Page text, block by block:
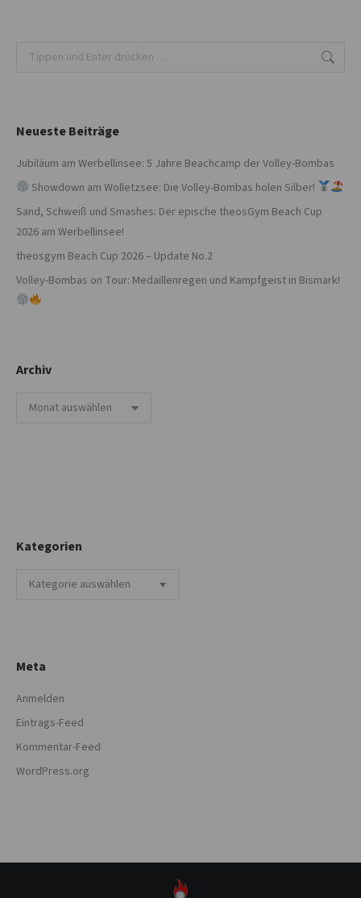
Search:
Neueste Beiträge
Jubiläum am Werbellinsee: 5 Jahre Beachcamp der Volley-Bombas
Showdown am Wolletzsee: Die Volley-Bombas holen Silber!
Sand, Schweiß und Smashes: Der epische theosGym Beach Cup
2026 am Werbellinsee!
theosgym Beach Cup 2026 – Update No.2
Volley-Bombas on Tour: Medaillenregen und Kampfgeist in Bismark!
Archiv
Archiv
Kategorien
Kategorien
Meta
Anmelden
Eintrags-Feed
Kommentar-Feed
WordPress.org